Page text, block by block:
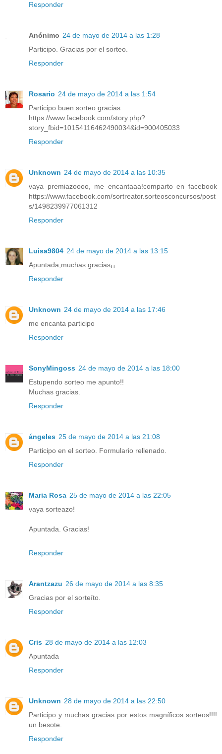
Responder
Anónimo 24 de mayo de 2014 a las 1:28
Participo. Gracias por el sorteo.
Responder
Rosario 24 de mayo de 2014 a las 1:54
Participo buen sorteo gracias
https://www.facebook.com/story.php?
story_fbid=10154116462490034&id=900405033
Responder
Unknown 24 de mayo de 2014 a las 10:35
vaya premiazoooo, me encantaaa!comparto en facebook
https://www.facebook.com/sortreator.sorteosconcursos/post
s/1498239977061312
Responder
Luisa9804 24 de mayo de 2014 a las 13:15
Apuntada,muchas gracias¡¡
Responder
Unknown 24 de mayo de 2014 a las 17:46
me encanta participo
Responder
SonyMingoss 24 de mayo de 2014 a las 18:00
Estupendo sorteo me apunto!!
Muchas gracias.
Responder
ángeles 25 de mayo de 2014 a las 21:08
Participo en el sorteo. Formulario rellenado.
Responder
Maria Rosa 25 de mayo de 2014 a las 22:05
vaya sorteazo!
Apuntada. Gracias!
Responder
Arantzazu 26 de mayo de 2014 a las 8:35
Gracias por el sorteíto.
Responder
Cris 28 de mayo de 2014 a las 12:03
Apuntada
Responder
Unknown 28 de mayo de 2014 a las 22:50
Participo y muchas gracias por estos magníficos sorteos!!!!
un besote.
Responder